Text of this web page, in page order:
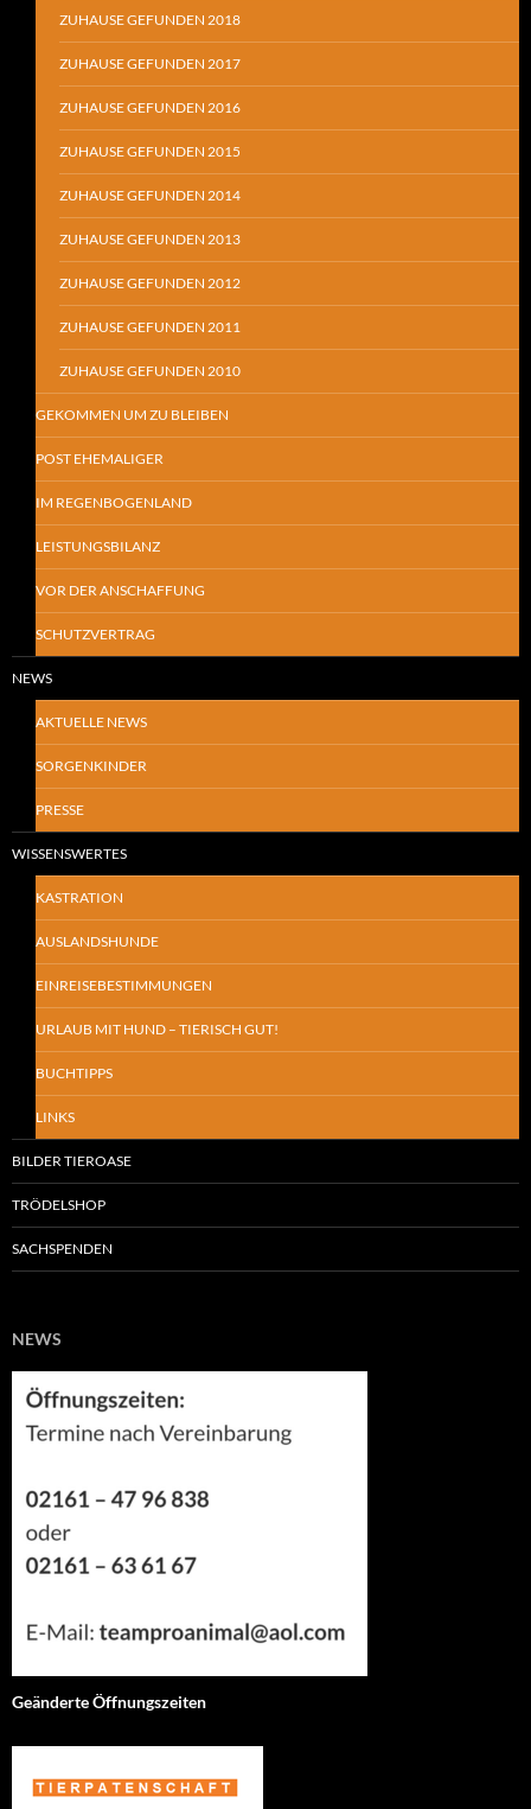
ZUHAUSE GEFUNDEN 2018
ZUHAUSE GEFUNDEN 2017
ZUHAUSE GEFUNDEN 2016
ZUHAUSE GEFUNDEN 2015
ZUHAUSE GEFUNDEN 2014
ZUHAUSE GEFUNDEN 2013
ZUHAUSE GEFUNDEN 2012
ZUHAUSE GEFUNDEN 2011
ZUHAUSE GEFUNDEN 2010
GEKOMMEN UM ZU BLEIBEN
POST EHEMALIGER
IM REGENBOGENLAND
LEISTUNGSBILANZ
VOR DER ANSCHAFFUNG
SCHUTZVERTRAG
NEWS
AKTUELLE NEWS
SORGENKINDER
PRESSE
WISSENSWERTES
KASTRATION
AUSLANDSHUNDE
EINREISEBESTIMMUNGEN
URLAUB MIT HUND – TIERISCH GUT!
BUCHTIPPS
LINKS
BILDER TIEROASE
TRÖDELSHOP
SACHSPENDEN
NEWS
Geänderte Öffnungszeiten